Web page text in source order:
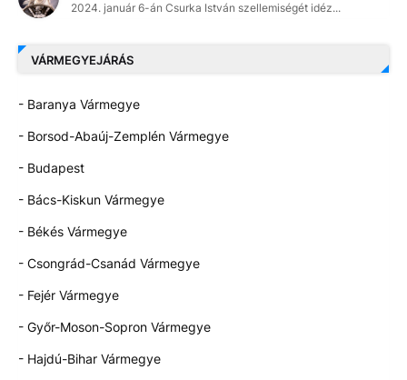
2024. január 6-án Csurka István szellemiségét idéz...
VÁRMEGYEJÁRÁS
- Baranya Vármegye
- Borsod-Abaúj-Zemplén Vármegye
- Budapest
- Bács-Kiskun Vármegye
- Békés Vármegye
- Csongrád-Csanád Vármegye
- Fejér Vármegye
- Győr-Moson-Sopron Vármegye
- Hajdú-Bihar Vármegye